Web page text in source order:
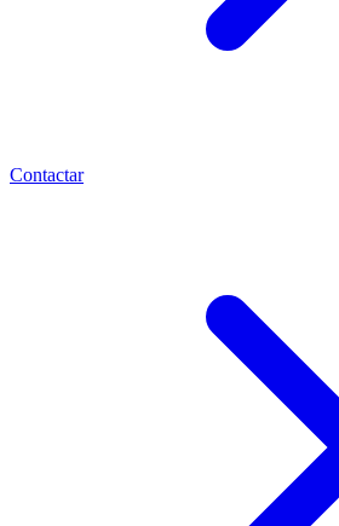
Contactar